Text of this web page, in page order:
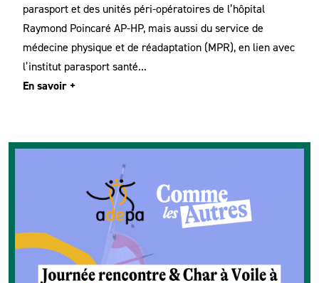
parasport et des unités péri-opératoires de l’hôpital
Raymond Poincaré AP-HP, mais aussi du service de
médecine physique et de réadaptation (MPR), en lien avec
l’institut parasport santé...
En savoir +